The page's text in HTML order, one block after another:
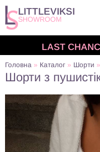
LITTLEVIKSI
SHOWROOM
LAST
Головна » Каталог » Шорти »
Шорти з